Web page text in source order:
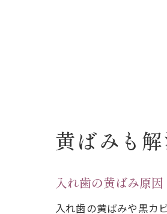
黄ばみも
入れ歯の黄ばみ原
入れ歯の黄ばみや黒カ